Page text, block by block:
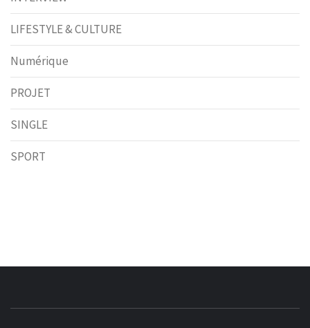
LIFESTYLE & CULTURE
Numérique
PROJET
SINGLE
SPORT